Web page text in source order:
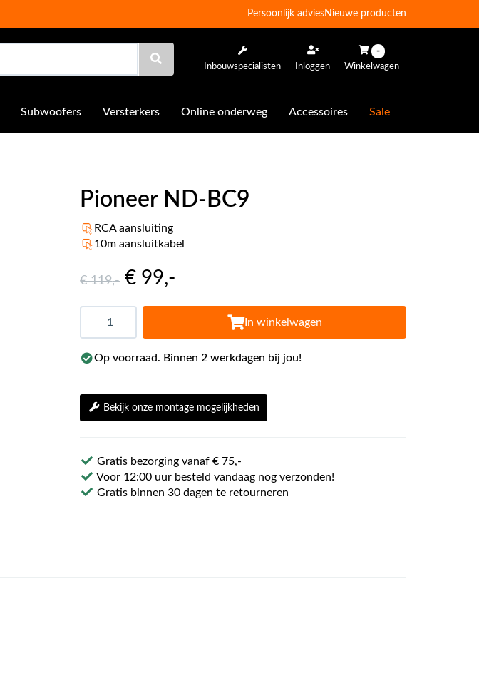
Persoonlijk adviesNieuwe producten
Inbouwspecialisten Inloggen
-
Winkelwagen
Subwoofers Versterkers Online onderweg Accessoires Sale
Pioneer ND-BC9
RCA aansluiting
10m aansluitkabel
€ 119,-€ 99,-
In winkelwagen
Op voorraad. Binnen 2 werkdagen bij jou!
Bekijk onze montage mogelijkheden
Gratis bezorging vanaf € 75,-
Voor 12:00 uur besteld vandaag nog verzonden!
Gratis binnen 30 dagen te retourneren